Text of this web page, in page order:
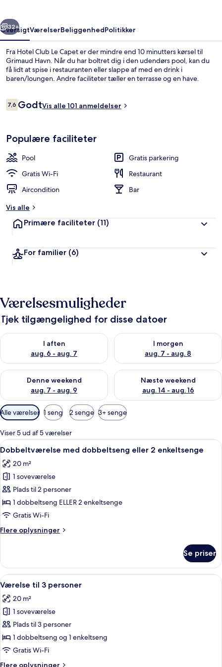
Næste
32+
OversigtVærelserBeliggenhedPolitikker
Fra Hotel Club Le Capet er der mindre end 10 minutters kørsel til
Grimaud Havn. Når du har boltret dig i den udendørs pool, kan du
få lidt at spise i restauranten eller slappe af med en drink i
baren/loungen. Andre faciliteter tæller en terrasse og en have.
Anmeldelser
7,67,6 ud af 10.
GodtVis alle 101 anmeldelser
Populære faciliteter
Pool
Gratis parkering
Gratis Wi-Fi
Restaurant
Aircondition
Bar
Vis alle
Primære faciliteter (11)
For familier (6)
Værelsesmuligheder
Tjek tilgængelighed for disse datoer
I aften
aug. 6 - aug. 7
Tjek tilgængelighed for i aften aug. 6 - aug. 7
I morgen
aug. 7 - aug. 8
Tjek tilgængelighed for i
Denne weekend
aug. 7 - aug. 9
Tjek tilgængelighed for denne weekend aug. 7 - aug. 9
Næste weekend
aug. 14 - aug. 16
Tjek tilgængelighed for næste
Tilgængelige
filtre
for
værelser
Alle værelser 1 seng 2 senge 3+ senge
Viser 5 ud af 5 værelser
Indlæs
alle
billeder
af
Dobbeltværelse
med
dobbeltseng
2
Et hotelværelse med to senge, hver
4
Dobbeltværelse med dobbeltseng eller 2 enkeltsenge
20 m²
1 soveværelse
Plads til 2 personer
1 dobbeltseng ELLER 2 enkeltsenge
Gratis Wi-Fi
Flere oplysninger
Flere
med
dobbeltseng
eller
enkeltsenge
Se priser
Indlæs
alle
billeder
af
Værelse
til
3
Et hotelværelse med to senge, et
3
Værelse til 3 personer
20 m²
1 soveværelse
Plads til 3 personer
1 dobbeltseng og 1 enkeltseng
Gratis Wi-Fi
Flere oplysninger
Flere